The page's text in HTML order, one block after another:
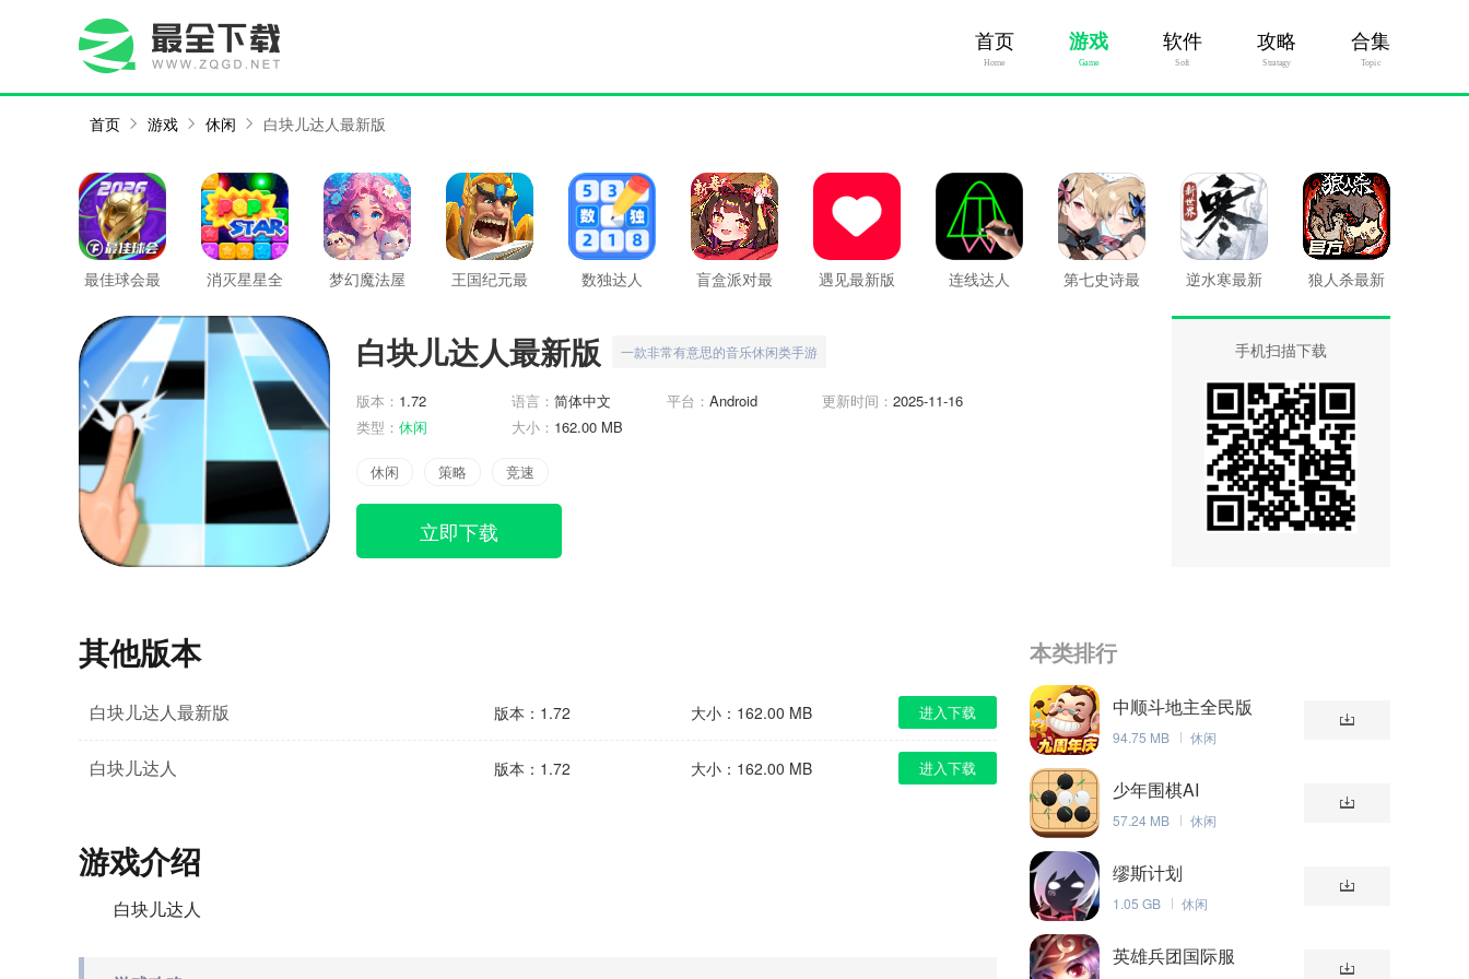
首页
Home
游戏
Game
软件
Soft
攻略
Stratagy
合集
Topic
首页 游戏 休闲 白块儿达人最新版
最佳球会最
消灭星星全
梦幻魔法屋
王国纪元最
数独达人
盲盒派对最
遇见最新版 连线达人
第七史诗最
逆水寒最新
狼人杀最新
手机扫描下载
白块儿达人最新版 一款非常有意思的音乐休闲类手游
版本： 1.72 语言： 简体中文 平台： Android 更新时间： 2025-11-16
类型： 休闲 大小： 162.00 MB
休闲 策略 竞速
立即下载
其他版本
白块儿达人最新版 版本：1.72 大小：162.00 MB 进入下载
白块儿达人 版本：1.72 大小：162.00 MB 进入下载
游戏介绍
白块儿达人
本类排行
中顺斗地主全民版
94.75 MB 休闲
少年围棋AI
57.24 MB 休闲
缪斯计划
1.05 GB 休闲
英雄兵团国际服